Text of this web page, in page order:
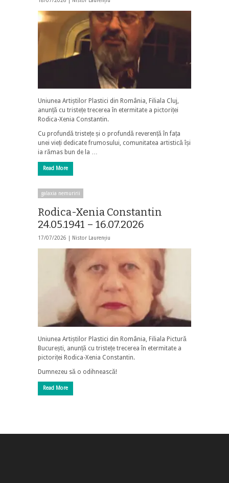
Uniunea Artiștilor Plastici din România, Filiala Cluj,
anunță cu tristețe trecerea în etermitate a pictoriței
Rodica-Xenia Constantin.
Cu profundă tristețe și o profundă reverență în fața
unei vieți dedicate frumosului, comunitatea artistică își
ia rămas bun de la …
Read More
galaxia nemuririi
Rodica-Xenia Constantin
24.05.1941 – 16.07.2026
17/07/2026 | Nistor Laurențiu
Uniunea Artiștilor Plastici din România, Filiala Pictură
București, anunță cu tristețe trecerea în etermitate a
pictoriței Rodica-Xenia Constantin.
Dumnezeu să o odihnească!
Read More